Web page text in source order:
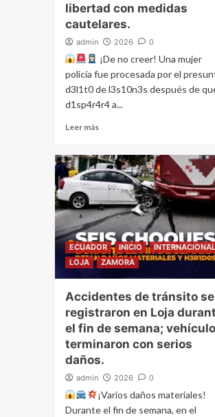
libertad con medidas
cautelares.
admin 2026 0
¡De no creer! Una mujer
policía fue procesada por el
d3l1t0 de l3s10n3s después de
d1sp4r4r4 a...
Leer más
ECUADOR INICIO
INTERNACIONAL
LOJA
ZAMORA
Accidentes de tránsito se
registraron en Loja
el fin de semana;
terminaron con serios
daños.
admin 2026 0
¡Varios daños materiales!
Durante el fin de semana, en el